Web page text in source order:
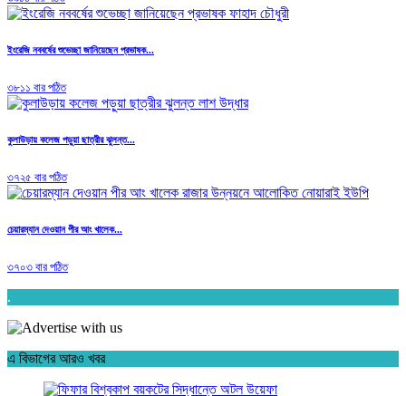
ইংরেজি নববর্ষের শুভেচ্ছা জানিয়েছেন প্রভাষক...
৩৮১১ বার পঠিত
কুলাউড়ায় কলেজ পড়ুয়া ছাত্রীর ঝুলন্ত...
৩৭২৫ বার পঠিত
চেয়ারম্যান দেওয়ান পীর আং খালেক...
৩৭০৩ বার পঠিত
.
এ বিভাগের আরও খবর